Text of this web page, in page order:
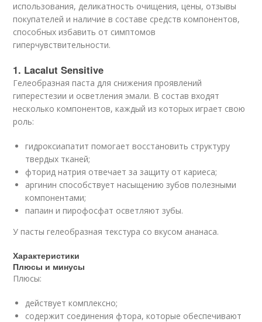
использования, деликатность очищения, цены, отзывы
покупателей и наличие в составе средств компонентов,
способных избавить от симптомов
гиперчувствительности.
1. Lacalut Sensitive
Гелеобразная паста для снижения проявлений
гиперестезии и осветления эмали. В состав входят
несколько компонентов, каждый из которых играет свою
роль:
гидроксиапатит помогает восстановить структуру
твердых тканей;
фторид натрия отвечает за защиту от кариеса;
аргинин способствует насыщению зубов полезными
компонентами;
папаин и пирофосфат осветляют зубы.
У пасты гелеобразная текстура со вкусом ананаса.
Характеристики
Плюсы и минусы
Плюсы:
действует комплексно;
содержит соединения фтора, которые обеспечивают